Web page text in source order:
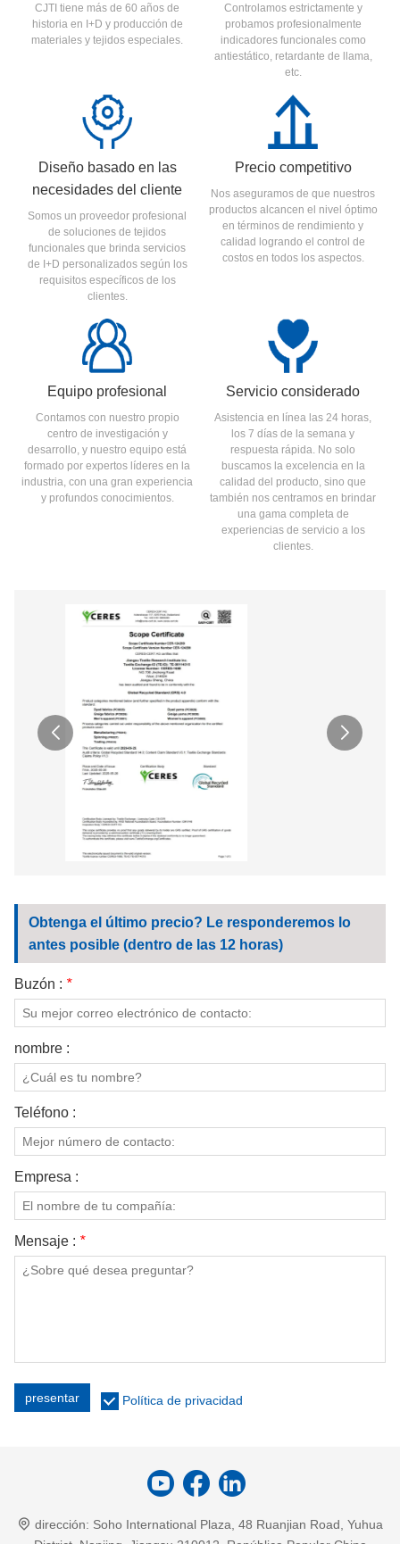
CJTI tiene más de 60 años de
historia en I+D y producción de
materiales y tejidos especiales.
Controlamos estrictamente y
probamos profesionalmente
indicadores funcionales como
antiestático, retardante de llama,
etc.
Diseño basado en las
necesidades del cliente
Somos un proveedor profesional
de soluciones de tejidos
funcionales que brinda servicios
de I+D personalizados según los
requisitos específicos de los
clientes.
Precio competitivo
Nos aseguramos de que nuestros
productos alcancen el nivel óptimo
en términos de rendimiento y
calidad logrando el control de
costos en todos los aspectos.
Equipo profesional
Contamos con nuestro propio
centro de investigación y
desarrollo, y nuestro equipo está
formado por expertos líderes en la
industria, con una gran experiencia
y profundos conocimientos.
Servicio considerado
Asistencia en línea las 24 horas,
los 7 días de la semana y
respuesta rápida. No solo
buscamos la excelencia en la
calidad del producto, sino que
también nos centramos en brindar
una gama completa de
experiencias de servicio a los
clientes.
Obtenga el último precio? Le responderemos lo
antes posible (dentro de las 12 horas)
Buzón : *
nombre :
Teléfono :
Empresa :
Mensaje : *
presentar Política de privacidad
dirección: Soho International Plaza, 48 Ruanjian Road, Yuhua